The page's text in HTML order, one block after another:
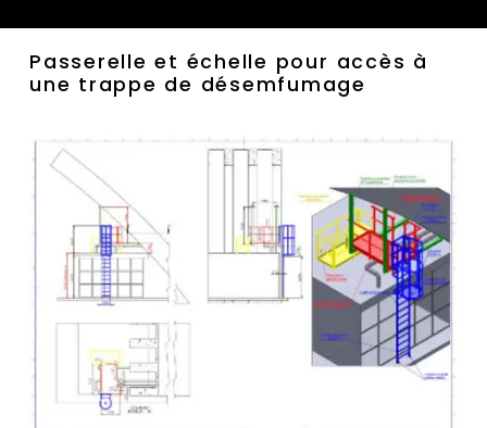
Passerelle et échelle pour accès à
une trappe de désemfumage